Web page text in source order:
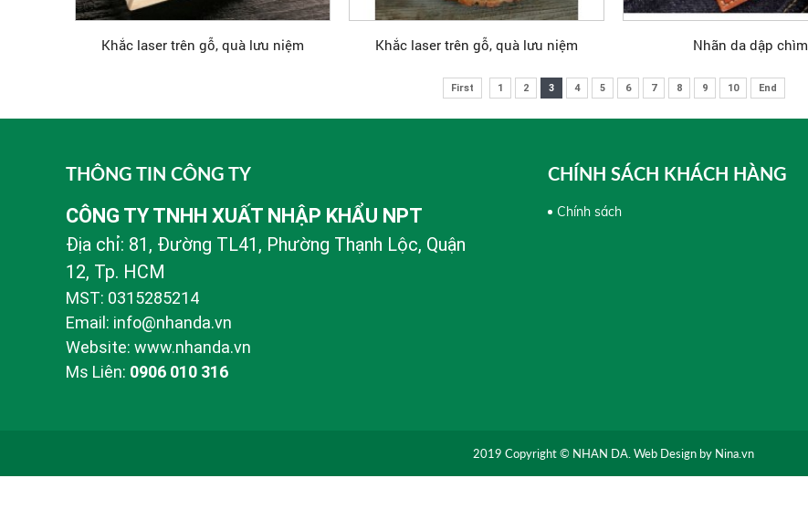
Khắc laser trên gỗ, quà lưu niệm Khắc laser trên gỗ, quà lưu niệm Nhãn da dập chìm
First 1 2 3 4 5 6 7 8 9 10 End
THÔNG TIN CÔNG TY
CÔNG TY TNHH XUẤT NHẬP KHẨU NPT
Địa chỉ: 81, Đường TL41, Phường Thạnh Lộc, Quận
12, Tp. HCM
MST: 0315285214
Email: info@nhanda.vn
Website: www.nhanda.vn
Ms Liên: 0906 010 316
CHÍNH SÁCH KHÁCH HÀNG
Chính sách
2019 Copyright © NHAN DA. Web Design by Nina.vn